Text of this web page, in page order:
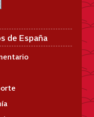
de España